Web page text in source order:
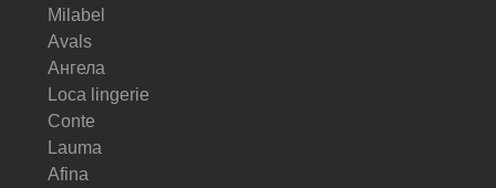
Milabel
Avals
Ангела
Loca lingerie
Conte
Lauma
Afina